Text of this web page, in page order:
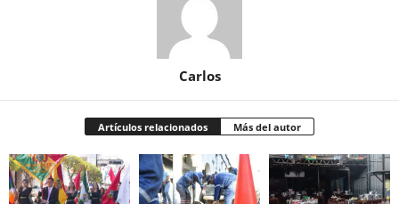
Carlos
Artículos relacionados Más del autor